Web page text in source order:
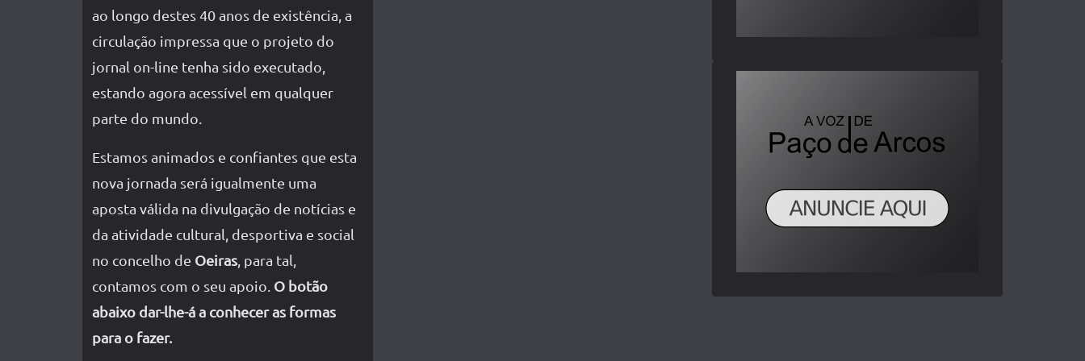
ao longo destes 40 anos de existência, a
circulação impressa que o projeto do
jornal on-line tenha sido executado,
estando agora acessível em qualquer
parte do mundo.
Estamos animados e confiantes que esta
nova jornada será igualmente uma
aposta válida na divulgação de notícias e
da atividade cultural, desportiva e social
no concelho de Oeiras , para tal,
contamos com o seu apoio. O botão
abaixo dar-lhe-á a conhecer as formas
para o fazer.